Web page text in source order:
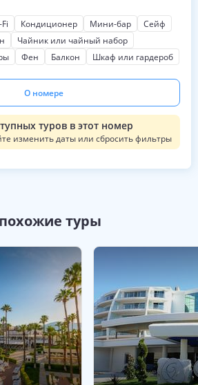
Кондиционер Мини-бар
Сейф
Чайник или чайный набор
Фен Балкон Шкаф или гардероб
О номере
туров в этот номер
изменить даты или сбросить фильтры
туры